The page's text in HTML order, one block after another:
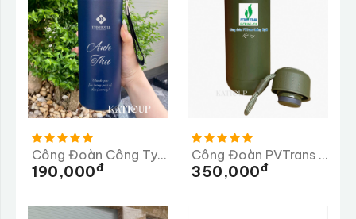
Công Đoàn Công Ty TNHH TMS Hotel Đà Nẵng
190,000Đ
Công Đoàn PVTrans Quảng Ngãi
350,000Đ